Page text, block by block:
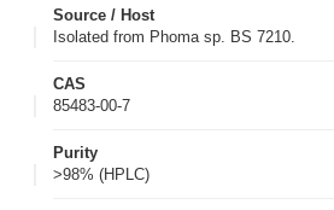
Source / Host
Isolated from Phoma sp. BS 7210.
CAS
85483-00-7
Purity
>98% (HPLC)